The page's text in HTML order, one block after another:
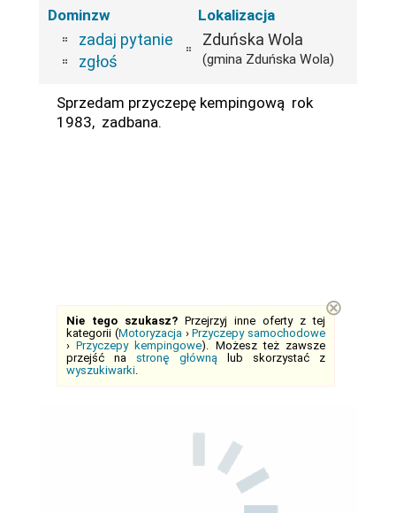
Dominzw
zadaj pytanie
zgłoś
Lokalizacja
Zduńska Wola
(gmina Zduńska Wola)
Sprzedam przyczepę kempingową rok
1983, zadbana.
Nie tego szukasz? Przejrzyj inne oferty z tej
kategorii (Motoryzacja›Przyczepy samochodowe
›Przyczepy kempingowe). Możesz też zawsze
przejść na stronę głównąlub skorzystać z
wyszukiwarki.
⊗